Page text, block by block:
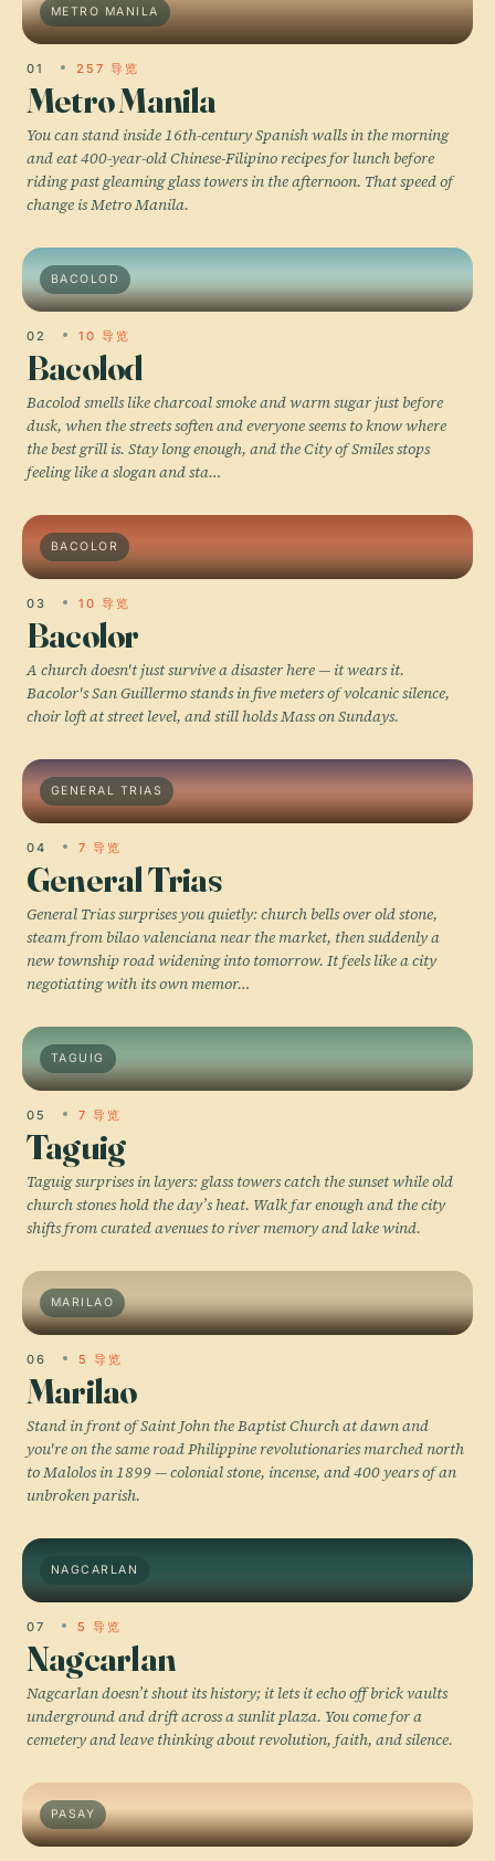
METRO MANILA
01 257 导览
Metro Manila
You can stand inside 16th-century Spanish walls in the morning
and eat 400-year-old Chinese-Filipino recipes for lunch before
riding past gleaming glass towers in the afternoon. That speed of
change is Metro Manila.
BACOLOD
02 10 导览
Bacolod
Bacolod smells like charcoal smoke and warm sugar just before
dusk, when the streets soften and everyone seems to know where
the best grill is. Stay long enough, and the City of Smiles stops
feeling like a slogan and sta…
BACOLOR
03 10 导览
Bacolor
A church doesn't just survive a disaster here — it wears it.
Bacolor's San Guillermo stands in five meters of volcanic silence,
choir loft at street level, and still holds Mass on Sundays.
GENERAL TRIAS
04 7 导览
General Trias
General Trias surprises you quietly: church bells over old stone,
steam from bilao valenciana near the market, then suddenly a
new township road widening into tomorrow. It feels like a city
negotiating with its own memor…
TAGUIG
05 7 导览
Taguig
Taguig surprises in layers: glass towers catch the sunset while old
church stones hold the day’s heat. Walk far enough and the city
shifts from curated avenues to river memory and lake wind.
MARILAO
06 5 导览
Marilao
Stand in front of Saint John the Baptist Church at dawn and
you're on the same road Philippine revolutionaries marched north
to Malolos in 1899 — colonial stone, incense, and 400 years of an
unbroken parish.
NAGCARLAN
07 5 导览
Nagcarlan
Nagcarlan doesn’t shout its history; it lets it echo off brick vaults
underground and drift across a sunlit plaza. You come for a
cemetery and leave thinking about revolution, faith, and silence.
PASAY